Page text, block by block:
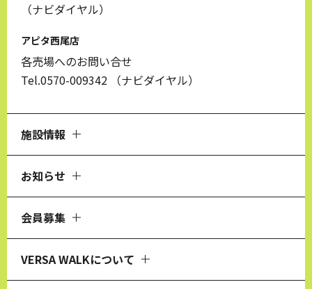
（ナビダイヤル）
アピタ西尾店
各売場へのお問い合せ
Tel.0570-009342 （ナビダイヤル）
施設情報
お知らせ
会員募集
VERSA WALKについて